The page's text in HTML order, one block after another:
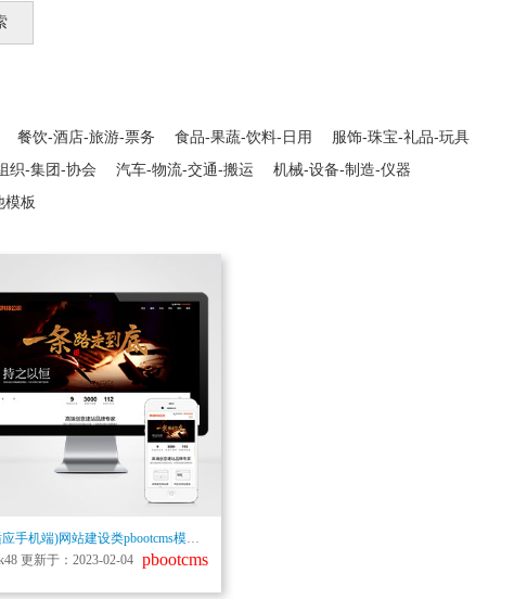
餐饮-酒店-旅游-票务 食品-果蔬-饮料-日用
服饰-珠宝-礼品-玩具
织-集团-协会 汽车-物流-交通-搬运
机械-设备-制造-仪器
模板
(自适应手机端)网站建设类pbootcms模板 响应式高端网络公司网站源码下载
更新于：2023-02-04 pbootcms